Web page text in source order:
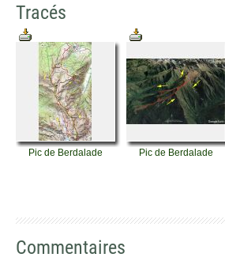
Tracés
Pic de Berdalade Pic de Berdalade
Commentaires